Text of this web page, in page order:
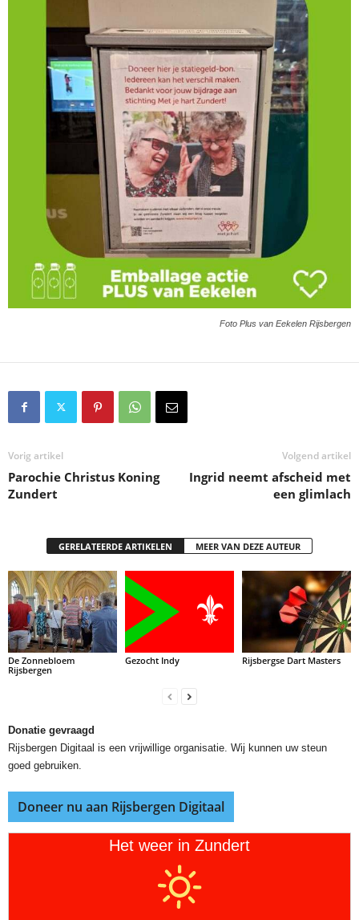
Foto Plus van Eekelen Rijsbergen
Vorig artikel
Parochie Christus Koning
Zundert
Volgend artikel
Ingrid neemt afscheid met
een glimlach
GERELATEERDE ARTIKELEN MEER VAN DEZE AUTEUR
De Zonnebloem
Rijsbergen
Gezocht Indy Rijsbergse Dart Masters
Donatie gevraagd
Rijsbergen Digitaal is een vrijwillige organisatie. Wij kunnen uw steun
goed gebruiken.
Doneer nu aan Rijsbergen Digitaal
Het weer in Zundert